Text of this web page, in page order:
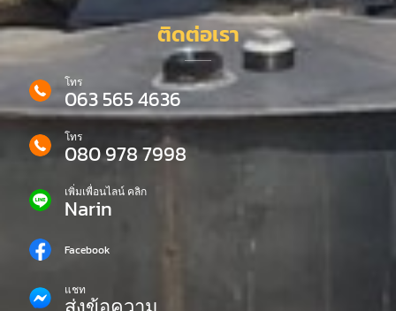
ติดต่อเรา
โทร
063 565 4636
โทร
080 978 7998
เพิ่มเพื่อนไลน์ คลิก
Narin
Facebook
แชท